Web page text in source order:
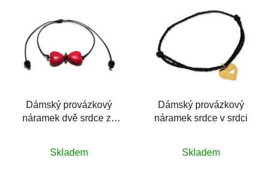
Dámský provázkový
náramek dvě srdce ze
hodnocení
Skladem
Dámský provázkový
náramek srdce v srdci
hodnocení
Skladem